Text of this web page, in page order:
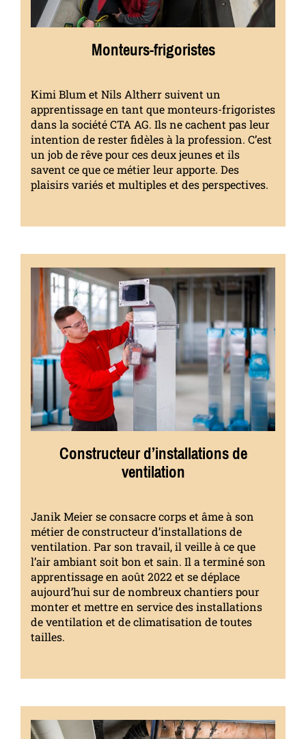
Monteurs-frigoristes
Kimi Blum et Nils Altherr suivent un
apprentissage en tant que monteurs-frigoristes
dans la société CTA AG. Ils ne cachent pas leur
intention de rester fidèles à la profession. C’est
un job de rêve pour ces deux jeunes et ils
savent ce que ce métier leur apporte. Des
plaisirs variés et multiples et des perspectives.
Constructeur d’installations de
ventilation
Janik Meier se consacre corps et âme à son
métier de constructeur d’installations de
ventilation. Par son travail, il veille à ce que
l’air ambiant soit bon et sain. Il a terminé son
apprentissage en août 2022 et se déplace
aujourd’hui sur de nombreux chantiers pour
monter et mettre en service des installations
de ventilation et de climatisation de toutes
tailles.